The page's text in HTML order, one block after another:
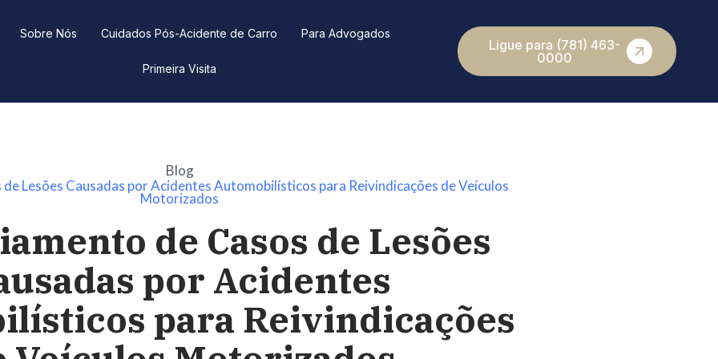
Sobre Nós Cuidados Pós-Acidente de Carro Para Advogados
Primeira Visita
Ligue para (781) 463-
0000
Blog
Lesões Causadas por Acidentes Automobilísticos para Reivindicações de Veículos
Motorizados
de Casos de Lesões
por Acidentes
para Reivindicações